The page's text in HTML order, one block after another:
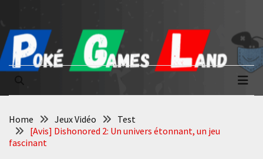
content
content
Poké Games
La passion du jeu vidéo
Home Jeux Vidéo
Test
[Avis] Dishonored 2: Un univers étonnant, un jeu
fascinant